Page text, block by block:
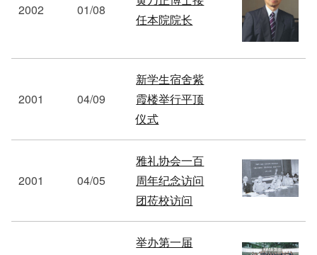
2002 01/08
任本院院长
2001 04/09
新学生宿舍紫
霞楼举行平顶
仪式
2001 04/05
雅礼协会一百
周年纪念访问
团莅校访问
举办第一届